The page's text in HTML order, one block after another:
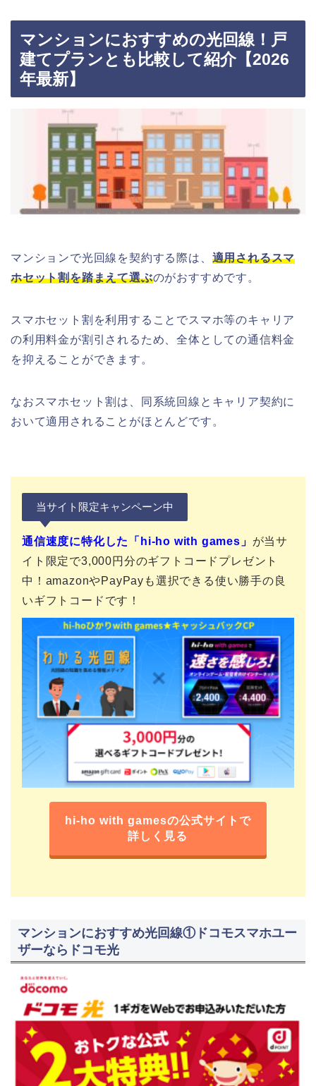
マンションにおすすめの光回線！戸
建てプランとも比較して紹介【2026
年最新】
マンションで光回線を契約する際は、 適用されるスマ
ホセット割を踏まえて選ぶのがおすすめです。
スマホセット割を利用することでスマホ等のキャリア
の利用料金が割引されるため、全体としての通信料金
を抑えることができます。
なおスマホセット割は、同系統回線とキャリア契約に
おいて適用されることがほとんどです。
当サイト限定キャンペーン中
通信速度に特化した「hi-ho with games」 が当サ
イト限定で3,000円分のギフトコードプレゼント
中！amazonやPayPayも選択できる使い勝手の良
いギフトコードです！
hi-ho with gamesの公式サイトで
詳しく見る
マンションにおすすめ光回線①ドコモスマホユー
ザーならドコモ光